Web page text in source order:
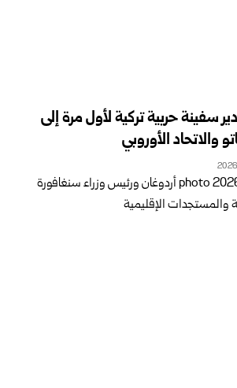
سفينة حربية تركية لأول مرة إلى
والاتحاد الأوروبي